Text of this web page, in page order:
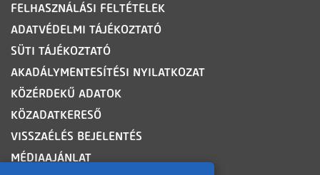
FELHASZNÁLÁSI FELTÉTELEK
ADATVÉDELMI TÁJÉKOZTATÓ
SÜTI TÁJÉKOZTATÓ
AKADÁLYMENTESÍTÉSI NYILATKOZAT
KÖZÉRDEKŰ ADATOK
KÖZADATKERESŐ
VISSZAÉLÉS BEJELENTÉS
MÉDIAAJÁNLAT